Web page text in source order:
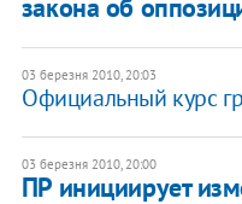
03 березня 2010, 20:03
Официальный курс
03 березня 2010, 20:00
ПР инициирует